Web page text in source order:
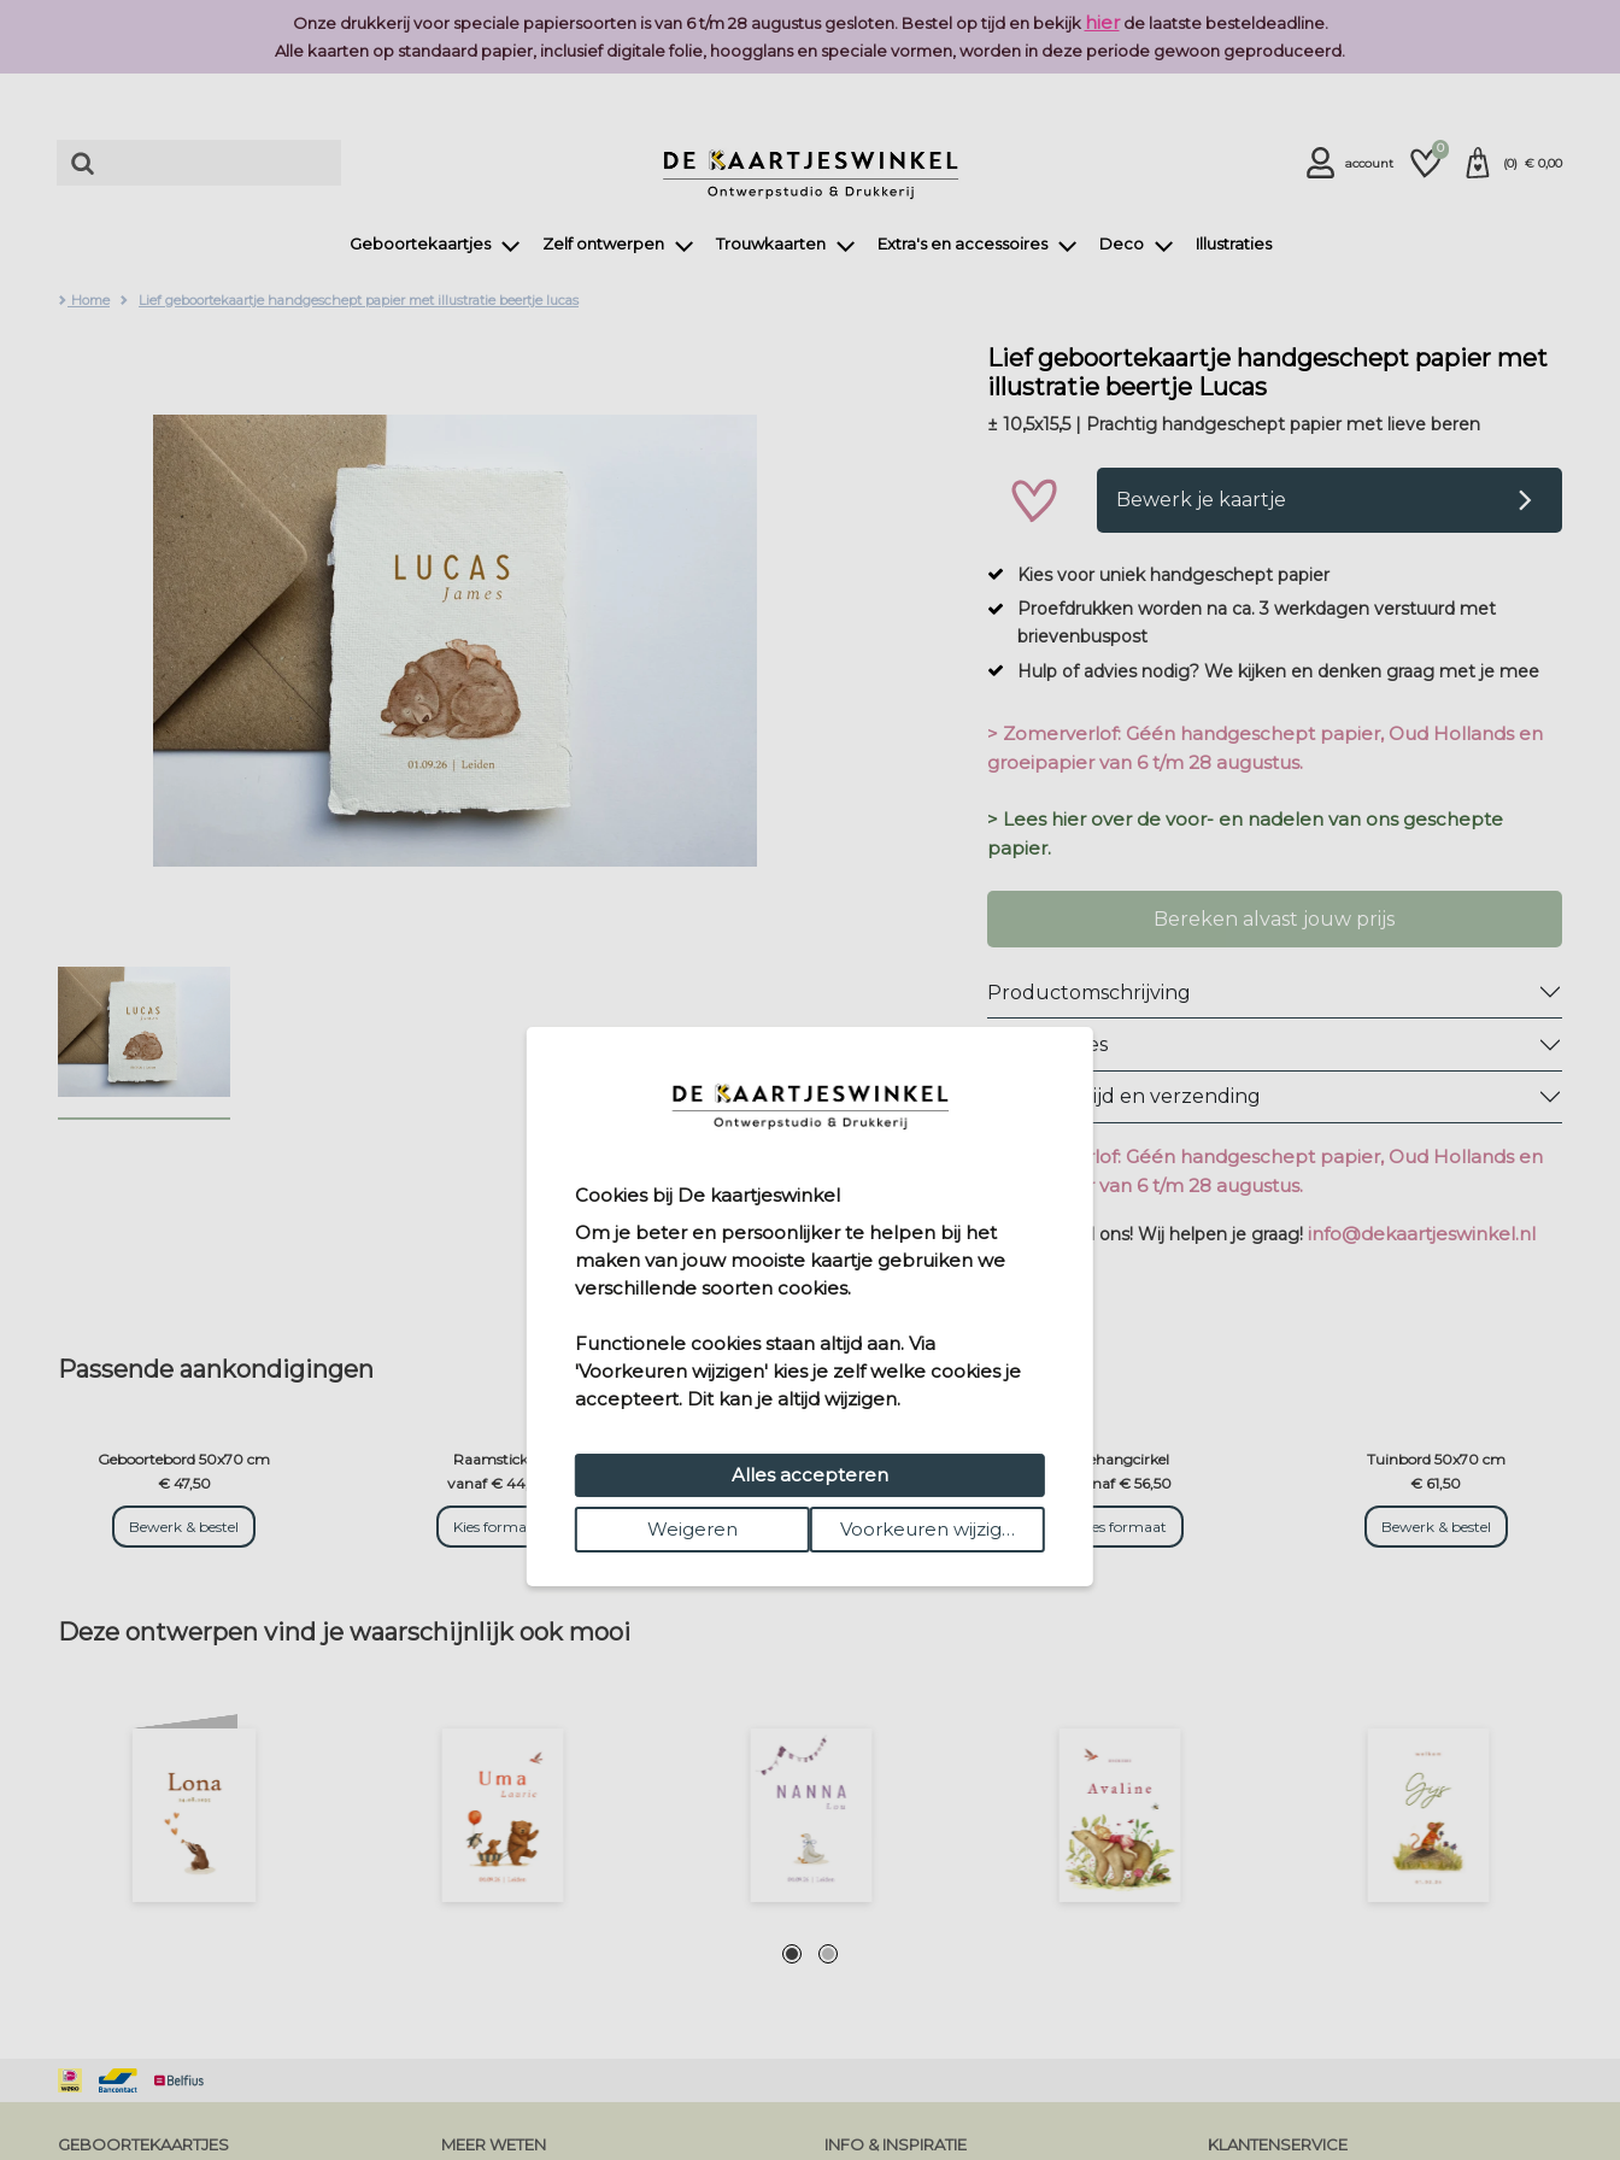
Onze drukkerij voor speciale papiersoorten is van 6 t/m 28 augustus gesloten. Bestel op tijd en bekijk hierde laatste besteldeadline.
Alle kaarten op standaard papier, inclusief digitale folie, hoogglans en speciale vormen, worden in deze periode gewoon geproduceerd.
account
0
(0) € 0,00
Geboortekaartjes Zelf ontwerpen Trouwkaarten Extra's en accessoires Deco Illustraties
Home Lief geboortekaartje handgeschept papier met illustratie beertje lucas
Lief geboortekaartje handgeschept papier met
illustratie beertje Lucas
± 10,5x15,5 | Prachtig handgeschept papier met lieve beren
Bewerk je kaartje
Kies voor uniek handgeschept papier
Proefdrukken worden na ca. 3 werkdagen verstuurd met
brievenbuspost
Hulp of advies nodig? We kijken en denken graag met je mee
> Zomerverlof: Géén handgeschept papier, Oud Hollands en
groeipapier van 6 t/m 28 augustus.
> Lees hier over de voor- en nadelen van ons geschepte
papier.
Bereken alvast jouw prijs
Productomschrijving
Papieradvies
Productietijd en verzending
> Zomerverlof: Géén handgeschept papier, Oud Hollands en
groeipapier van 6 t/m 28 augustus.
Vragen? Mail ons! Wij helpen je graag! info@dekaartjeswinkel.nl
Passende aankondigingen
Geboortebord 50x70 cm
€ 47,50
Bewerk & bestel
Raamsticker
vanaf € 44,50
Kies formaat
Poster
vanaf € 14,00
Kies formaat
Behangcirkel
vanaf € 56,50
Kies formaat
Tuinbord 50x70 cm
€ 61,50
Bewerk & bestel
Deze ontwerpen vind je waarschijnlijk ook mooi
GEBOORTEKAARTJES MEER WETEN INFO & INSPIRATIE KLANTENSERVICE
Cookies bij De kaartjeswinkel
Om je beter en persoonlijker te helpen bij het
maken van jouw mooiste kaartje gebruiken we
verschillende soorten cookies.
Functionele cookies staan altijd aan. Via
'Voorkeuren wijzigen' kies je zelf welke cookies je
accepteert. Dit kan je altijd wijzigen.
Alles accepteren
Weigeren Voorkeuren wijzigen